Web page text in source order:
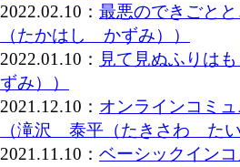
2022.02.10： 最悪のできごと
（たかはし かずみ））
2022.01.10： 見て見ぬふりは
ずみ））
2021.12.10： オンラインコミ
（滝沢 泰平（たきさわ た
2021.11.10： ベーシックイン